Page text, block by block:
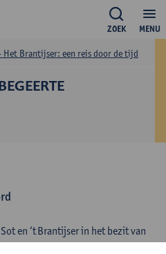
MENU
ZOEK
Brantijser: een reis door de tijd
en ‘t Brantijser in het bezit van